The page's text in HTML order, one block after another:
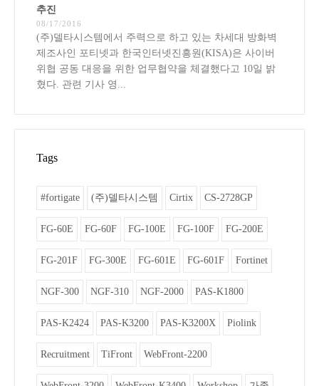
추진
08/17/2016
(주)델타시스템에서 주력으로 하고 있는 차세대 방화벽
제조사인 포티넷과 한국인터넷진흥원(KISA)은 사이버
위협 공동 대응을 위한 업무협약을 체결했다고 10일 밝
혔다. 관련 기사 영...
Tags
#fortigate (주)델타시스템 Cirtix CS-2728GP
FG-60E FG-60F FG-100E FG-100F FG-200E
FG-201F FG-300E FG-601E FG-601F Fortinet
NGF-300 NGF-310 NGF-2000 PAS-K1800
PAS-K2424 PAS-K3200 PAS-K3200X Piolink
Recruitment TiFront WebFront-2200